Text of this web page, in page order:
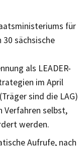
für
sächsische
als LEADER-
im April
sind die LAG)
Verfahren selbst,
werden.
Aufrufe, nach